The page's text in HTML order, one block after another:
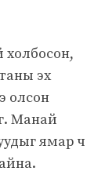
эх
олсон
Манай
ямар ч